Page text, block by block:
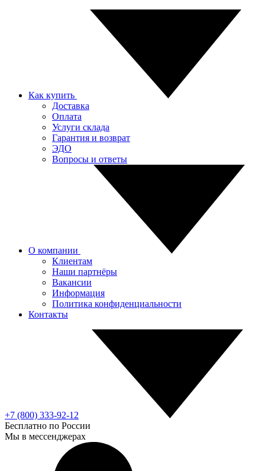
Как купить
Доставка
Оплата
Услуги склада
Гарантия и возврат
ЭДО
Вопросы и ответы
О компании
Клиентам
Наши партнёры
Вакансии
Информация
Политика конфиденциальности
Контакты
+7 (800) 333-92-12
Бесплатно по России
Мы в мессенджерах